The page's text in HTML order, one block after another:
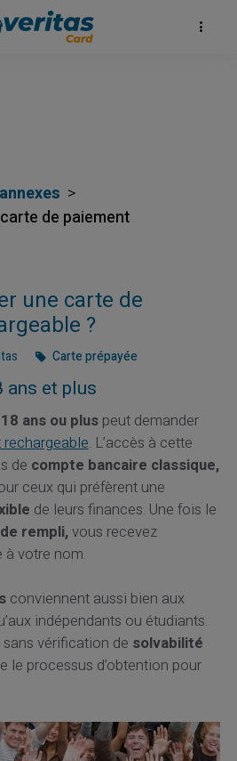
de paiement
une carte de
?
Carte prépayée
ans et plus
18 ans ou pluspeut demander
. L’accès à cette
de compte bancaire classique,
ceux qui préfèrent une
de leurs finances. Une fois le
rempli,vous recevez
à votre nom.
conviennent aussi bien aux
indépendants ou étudiants.
vérification de solvabilité
le processus d’obtention pour